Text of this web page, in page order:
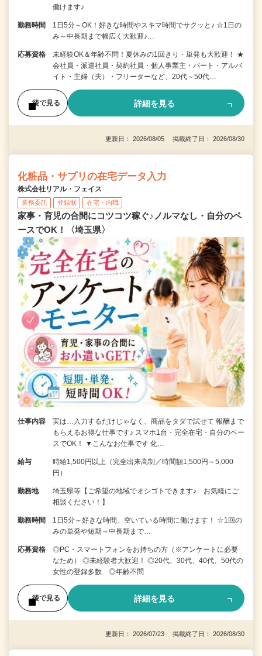
働けます♪
勤務時間
1日5分～OK！好きな時間やスキマ時間でサクッと♪ ☆1日の
み～中長期まで幅広く大歓迎♪…
応募資格
未経験OK＆年齢不問！夏休みの1回きり・単発も大歓迎！ ★
会社員・派遣社員・契約社員・個人事業主・パート・アルバ
イト・主婦（夫）・フリーターなど、20代～50代…
後で見る 詳細を見る
更新日： 2026/08/05 掲載終了日： 2026/08/30
化粧品・サプリの在宅データ入力
株式会社リアル・フェイス
業務委託 登録制 在宅・内職
家事・育児の合間にコツコツ稼ぐ♪ノルマなし・自分のペ
ースでOK！〈埼玉県〉
仕事内容
実は…入力するだけじゃなく、商品をタダで試せて 報酬まで
もらえるお得な仕事です♪ スマホ1台・完全在宅・自分のペー
スでOK！ ▼こんなお仕事です 化…
給与
時給1,500円以上（完全出来高制／時間額1,500円～5,000
円）
勤務地
埼玉県等【ご希望の地域でオシゴトできます♪ お気軽にご
相談ください！】
勤務時間
1日5分～好きな時間、空いている時間に働けます！ ☆1回の
みの単発や短期～中長期まで…
応募資格
◎PC・スマートフォンをお持ちの方（※アンケートに必要
なため） ◎未経験者大歓迎！ ◎20代、30代、40代、50代の
女性の登録多数 ◎年齢不問
後で見る 詳細を見る
更新日： 2026/07/23 掲載終了日： 2026/08/30